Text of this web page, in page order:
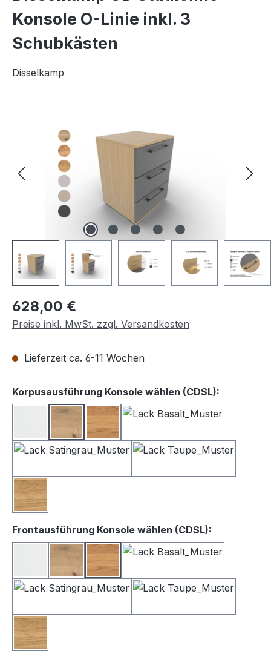
Konsole O-Linie inkl. 3
Schubkästen
Disselkamp
Regulärer Preis:
628,00 €
Preise inkl. MwSt. zzgl. Versandkosten
Lieferzeit ca. 6-11 Wochen
Korpusausführung Konsole wählen (CDSL):
BalkeneicheKernbuche
Wildeiche
Frontausführung Konsole wählen (CDSL):
BalkeneicheKernbuche
Wildeiche